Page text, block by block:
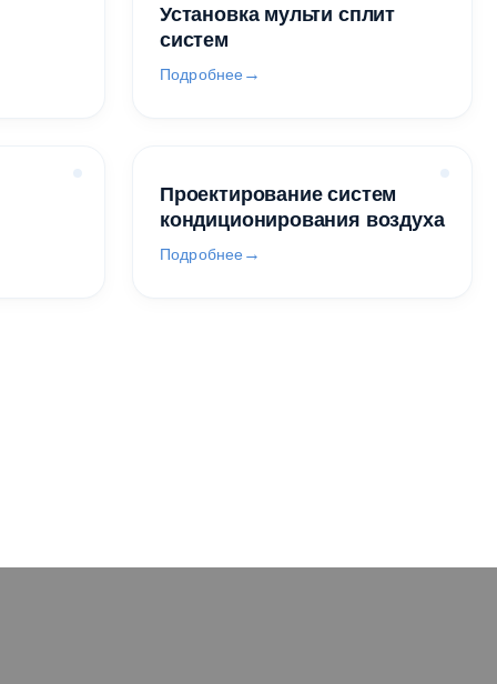
Установка мульти сплит
систем
Подробнее
Проектирование систем
кондиционирования воздуха
Подробнее